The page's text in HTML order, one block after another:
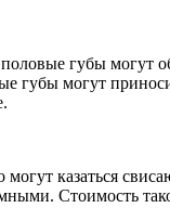
губы могут
губы могут
казаться
Стоимость